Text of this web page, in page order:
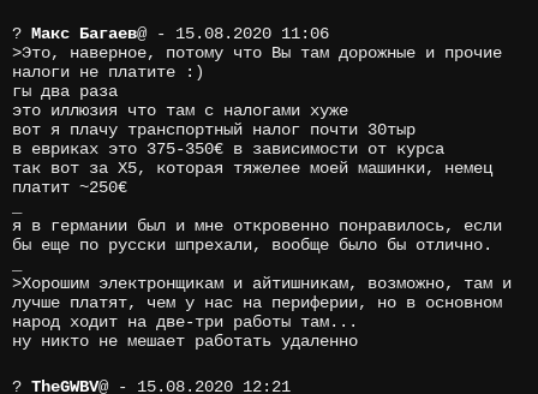
? Макс Багаев@ - 15.08.2020 11:06
>Это, наверное, потому что Вы там дорожные и прочие
налоги не платите :)
гы два раза
это иллюзия что там с налогами хуже
вот я плачу транспортный налог почти 30тыр
в евриках это 375-350€ в зависимости от курса
так вот за X5, которая тяжелее моей машинки, немец
платит ~250€
я в германии был и мне откровенно понравилось, если
бы еще по русски шпрехали, вообще было бы отлично.
>Хорошим электронщикам и айтишникам, возможно, там и
лучше платят, чем у нас на периферии, но в основном
народ ходит на две-три работы там...
ну никто не мешает работать удаленно
? TheGWBV@ - 15.08.2020 12:21